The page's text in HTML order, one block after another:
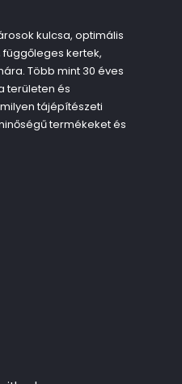
kulcsa, optimális
kertek,
Több mint 30 éves
területen és
tájépítészeti
termékeket és